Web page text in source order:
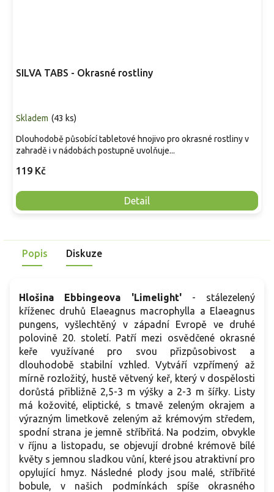
SILVA TABS - Okrasné rostliny
Skladem (43 ks)
119 Kč
Detail
Dlouhodobě působící tabletové hnojivo pro okrasné rostliny v
zahradě i v nádobách postupně uvolňuje...
Popis Diskuze
Hlošina Ebbingeova 'Limelight' - stálezelený
kříženec druhů Elaeagnus macrophylla a Elaeagnus
pungens, vyšlechtěný v západní Evropě ve druhé
polovině 20. století. Patří mezi osvědčené okrasné
keře využívané pro svou přizpůsobivost a
dlouhodobě stabilní vzhled. Vytváří vzpřímený až
mírně rozložitý, hustě větvený keř, který v dospělosti
dorůstá přibližně 2,5-3 m výšky a 2-3 m šířky. Listy
má kožovité, eliptické, s tmavě zeleným okrajem a
výrazným limetkově zeleným až krémovým středem,
spodní strana je jemně stříbřitá. Na podzim, obvykle
v říjnu a listopadu, se objevují drobné krémově bílé
květy s jemnou sladkou vůní, které jsou atraktivní pro
opylující hmyz. Následné plody jsou malé, stříbřité
bobule, v našich podmínkách spíše okrasného